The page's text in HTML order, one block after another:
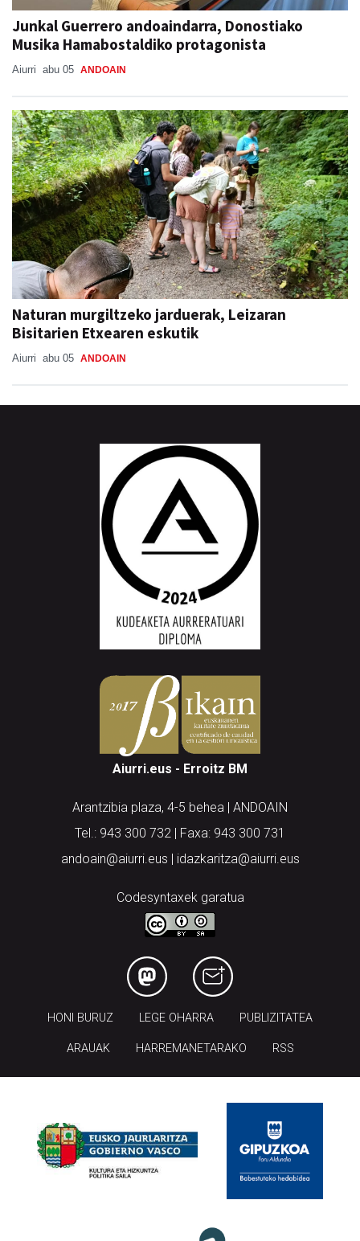
Junkal Guerrero andoaindarra, Donostiako
Musika Hamabostaldiko protagonista
Aiurri abu 05 ANDOAIN
Naturan murgiltzeko jarduerak, Leizaran
Bisitarien Etxearen eskutik
Aiurri abu 05 ANDOAIN
Aiurri.eus - Erroitz BM
Arantzibia plaza, 4-5 behea | ANDOAIN
Tel.: 943 300 732 | Faxa: 943 300 731
andoain@aiurri.eus | idazkaritza@aiurri.eus
Codesyntaxek garatua
HONI BURUZ LEGE OHARRA PUBLIZITATEA
ARAUAK HARREMANETARAKO RSS